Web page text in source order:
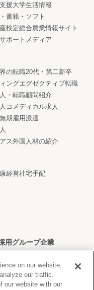
援大学生活情報
書籍・ソフト
検定総合農業情報サイト
ポートメディア
の転職20代・第二新卒
ングエグゼクティブ転職
・転職顧問紹介
コメディカル求人
無期雇用派遣
ス外国人材の紹介
経営社宅手配
用グループ企業
on our website,
our traffic.
our website with our